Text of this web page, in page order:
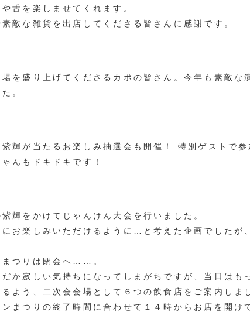
舌を楽しませてくれます。
敵な雑貨を出店してくださる皆さんに感謝です。
を盛り上げてくださるカポの皆さん。今年も素敵な
。
輝が当たるお楽しみ抽選会も開催！ 特別ゲストで参
んもドキドキです！
輝をかけてじゃんけん大会を行いました。
お楽しみいただけるように…と考えた企画でしたが
まつりは閉会へ……。
か寂しい気持ちになってしまがちですが、当日はも
よう、二次会会場として６つの飲食店をご案内しま
まつりの終了時間に合わせて１４時からお店を開け